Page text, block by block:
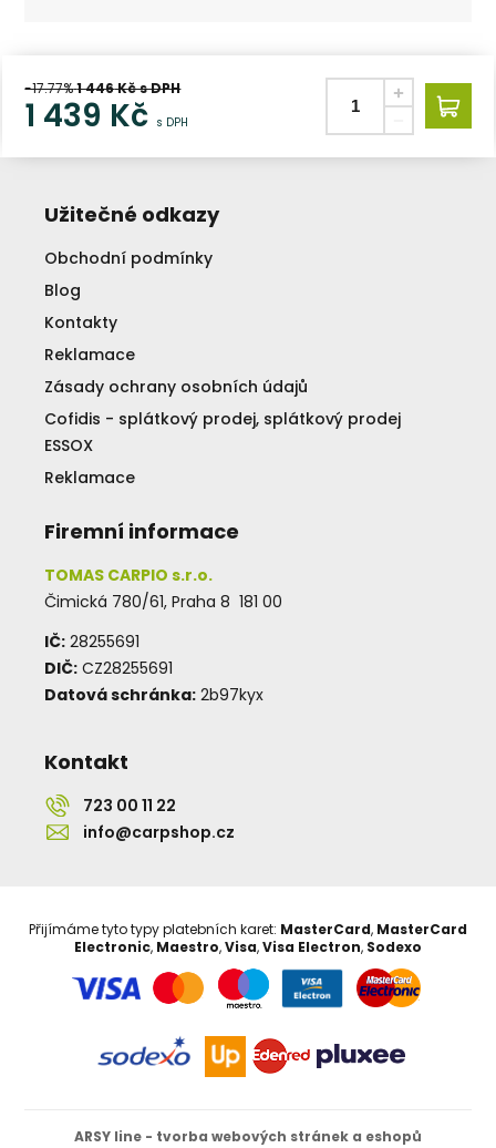
-17.77%1 446Kč s DPH
1 439 Kč s DPH
Užitečné odkazy
Obchodní podmínky
Blog
Kontakty
Reklamace
Zásady ochrany osobních údajů
Cofidis - splátkový prodej, splátkový prodej
ESSOX
Reklamace
Firemní informace
TOMAS CARPIO s.r.o.
Čimická 780/61, Praha 8 181 00
IČ: 28255691
DIČ: CZ28255691
Datová schránka: 2b97kyx
Kontakt
723 00 11 22
info@carpshop.cz
Přijímáme tyto typy platebních karet: MasterCard, MasterCard
Electronic, Maestro,Visa,Visa Electron, Sodexo
ARSY line - tvorba webových stránek a eshopů